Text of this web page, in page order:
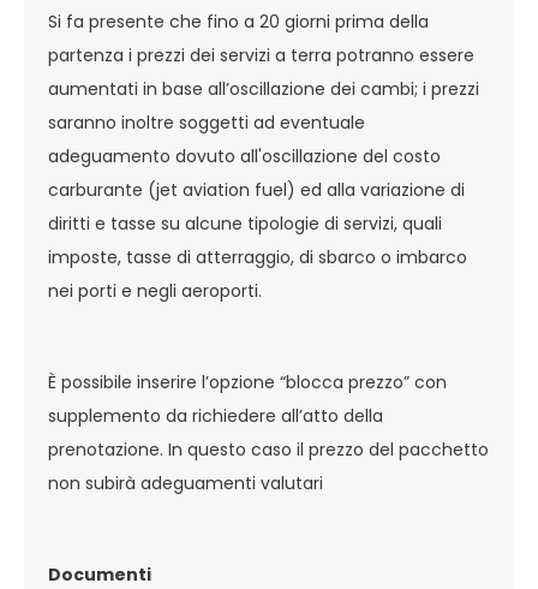
Si fa presente che fino a 20 giorni prima della
partenza i prezzi dei servizi a terra potranno essere
aumentati in base all’oscillazione dei cambi; i prezzi
saranno inoltre soggetti ad eventuale
adeguamento dovuto all'oscillazione del costo
carburante (jet aviation fuel) ed alla variazione di
diritti e tasse su alcune tipologie di servizi, quali
imposte, tasse di atterraggio, di sbarco o imbarco
nei porti e negli aeroporti.
È possibile inserire l’opzione “blocca prezzo” con
supplemento da richiedere all’atto della
prenotazione. In questo caso il prezzo del pacchetto
non subirà adeguamenti valutari
Documenti